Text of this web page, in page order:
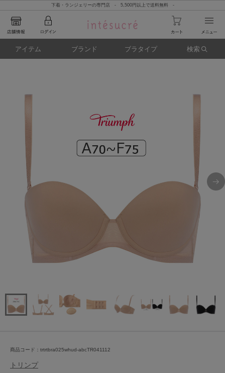
下着・ランジェリーの専門店 - 5,500円以上で送料無料 -
アイテム ブランド ブラタイプ 検索
商品コード：trtrtbra025whud-abcTR041112
トリンプ